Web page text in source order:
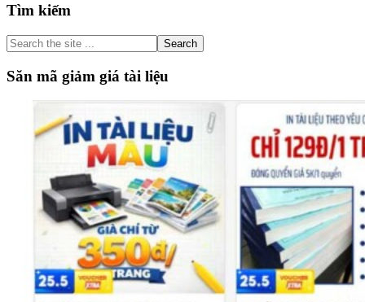
Primary
Sidebar
Tìm kiếm
Search
the
site
...
Săn mã giảm giá tài liệu